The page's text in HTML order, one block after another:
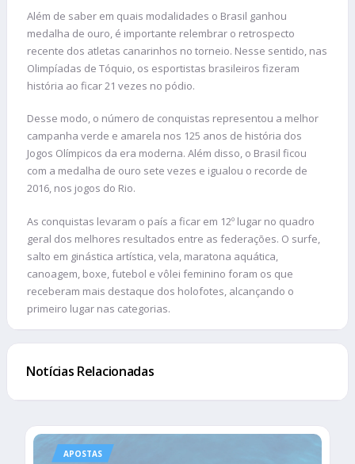
Além de saber em quais modalidades o Brasil ganhou
medalha de ouro, é importante relembrar o retrospecto
recente dos atletas canarinhos no torneio. Nesse sentido, nas
Olimpíadas de Tóquio, os esportistas brasileiros fizeram
história ao ficar 21 vezes no pódio.
Desse modo, o número de conquistas representou a melhor
campanha verde e amarela nos 125 anos de história dos
Jogos Olímpicos da era moderna. Além disso, o Brasil ficou
com a medalha de ouro sete vezes e igualou o recorde de
2016, nos jogos do Rio.
As conquistas levaram o país a ficar em 12º lugar no quadro
geral dos melhores resultados entre as federações. O surfe,
salto em ginástica artística, vela, maratona aquática,
canoagem, boxe, futebol e vôlei feminino foram os que
receberam mais destaque dos holofotes, alcançando o
primeiro lugar nas categorias.
Notícias Relacionadas
APOSTAS